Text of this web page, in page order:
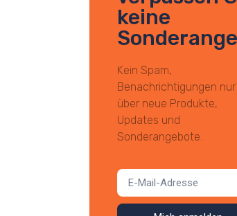
keine
Kein Spam,
Benachrichtigungen nur
über neue Produkte,
Updates und
Sonderangebote.